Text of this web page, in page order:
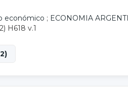
económico ; ECONOMIA
H618 v.1